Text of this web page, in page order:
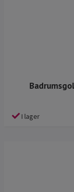
I lager